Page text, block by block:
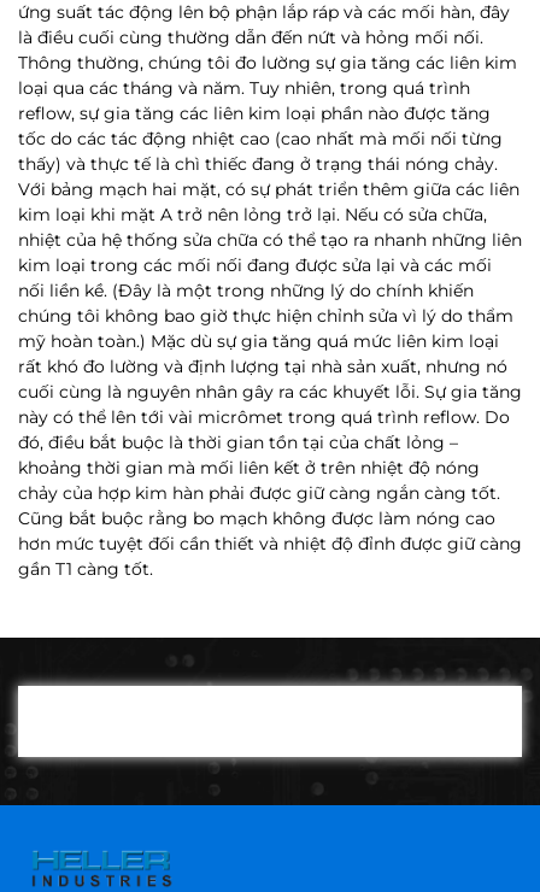
ứng suất tác động lên bộ phận lắp ráp và các mối hàn, đây
là điều cuối cùng thường dẫn đến nứt và hỏng mối nối.
Thông thường, chúng tôi đo lường sự gia tăng các liên kim
loại qua các tháng và năm. Tuy nhiên, trong quá trình
reflow, sự gia tăng các liên kim loại phần nào được tăng
tốc do các tác động nhiệt cao (cao nhất mà mối nối từng
thấy) và thực tế là chì thiếc đang ở trạng thái nóng chảy.
Với bảng mạch hai mặt, có sự phát triển thêm giữa các liên
kim loại khi mặt A trở nên lỏng trở lại. Nếu có sửa chữa,
nhiệt của hệ thống sửa chữa có thể tạo ra nhanh những liên
kim loại trong các mối nối đang được sửa lại và các mối
nối liền kề. (Đây là một trong những lý do chính khiến
chúng tôi không bao giờ thực hiện chỉnh sửa vì lý do thẩm
mỹ hoàn toàn.) Mặc dù sự gia tăng quá mức liên kim loại
rất khó đo lường và định lượng tại nhà sản xuất, nhưng nó
cuối cùng là nguyên nhân gây ra các khuyết lỗi. Sự gia tăng
này có thể lên tới vài micrômet trong quá trình reflow. Do
đó, điều bắt buộc là thời gian tồn tại của chất lỏng –
khoảng thời gian mà mối liên kết ở trên nhiệt độ nóng
chảy của hợp kim hàn phải được giữ càng ngắn càng tốt.
Cũng bắt buộc rằng bo mạch không được làm nóng cao
hơn mức tuyệt đối cần thiết và nhiệt độ đỉnh được giữ càng
gần T1 càng tốt.
Please fill out the contact form below with details and